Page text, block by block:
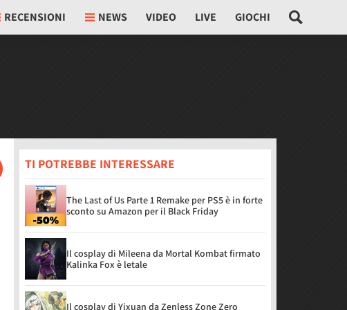
RECENSIONI NEWS VIDEO LIVE GIOCHI
TI POTREBBE INTERESSARE
The Last of Us Parte 1 Remake per PS5 è in forte
sconto su Amazon per il Black Friday
Il cosplay di Mileena da Mortal Kombat firmato
Kalinka Fox è letale
Il cosplay di Yixuan da Zenless Zone Zero